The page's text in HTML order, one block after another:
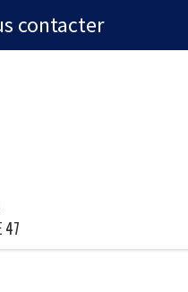
contacter
47